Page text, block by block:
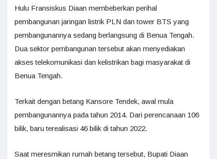
Hulu Fransiskus Diaan membeberkan perihal
pembangunan jaringan listrik PLN dan tower BTS yang
pembangunannya sedang berlangsung di Benua Tengah.
Dua sektor pembangunan tersebut akan menyediakan
akses telekomunikasi dan kelistrikan bagi masyarakat di
Benua Tengah.
Terkait dengan betang Kansore Tendek, awal mula
pembangunannya pada tahun 2014. Dari perencanaan 106
bilik, baru terealisasi 46 bilik di tahun 2022.
Saat meresmikan rumah betang tersebut, Bupati Diaan